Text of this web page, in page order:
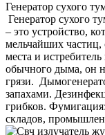
Генератор сухого
Генератор сухого
– это устройство,
мельчайших
места и
обычного дыма, он
грязи.
запахами.
грибков.
складов,